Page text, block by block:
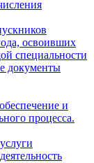
освоивших
специальности
документы
и
процесса.